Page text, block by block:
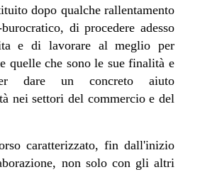
dopo qualche rallentamento
di procedere adesso
e di lavorare al meglio per
quelle che sono le sue finalità e
dare un concreto aiuto
nei settori del commercio e del
caratterizzato, fin dall'inizio
non solo con gli altri